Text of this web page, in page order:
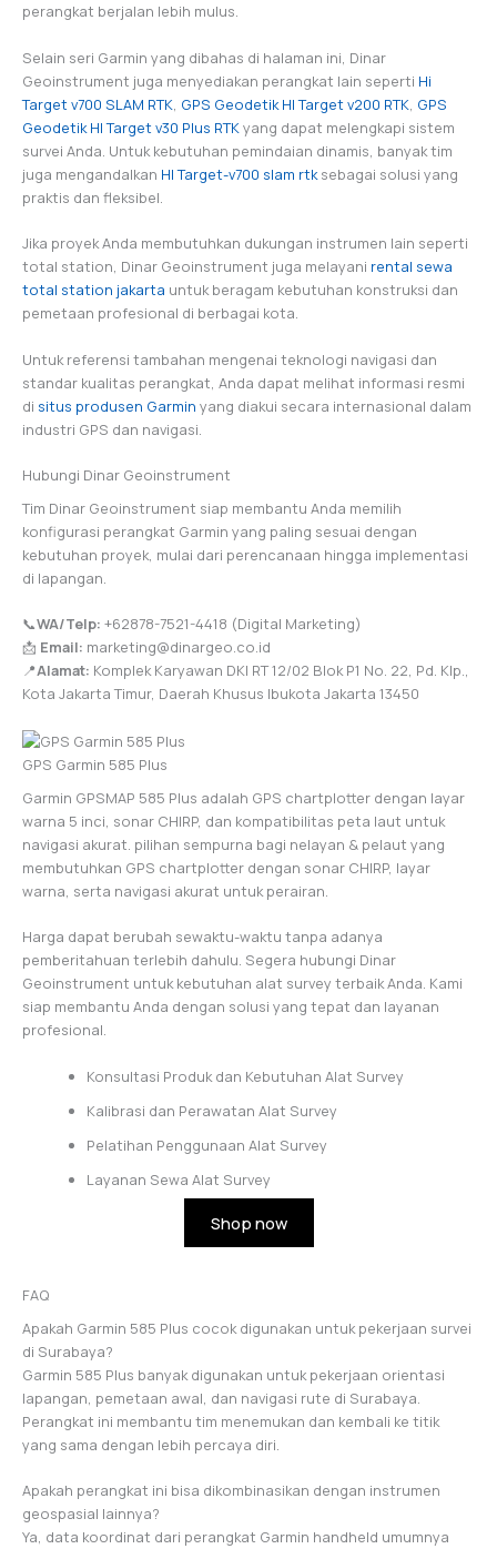
perangkat berjalan lebih mulus.
Selain seri Garmin yang dibahas di halaman ini, Dinar
Geoinstrument juga menyediakan perangkat lain seperti Hi
Target v700 SLAM RTK, GPS Geodetik HI Target v200 RTK, GPS
Geodetik HI Target v30 Plus RTKyang dapat melengkapi sistem
survei Anda. Untuk kebutuhan pemindaian dinamis, banyak tim
juga mengandalkan HI Target-v700 slam rtksebagai solusi yang
praktis dan fleksibel.
Jika proyek Anda membutuhkan dukungan instrumen lain seperti
total station, Dinar Geoinstrument juga melayani rental sewa
total station jakarta untuk beragam kebutuhan konstruksi dan
pemetaan profesional di berbagai kota.
Untuk referensi tambahan mengenai teknologi navigasi dan
standar kualitas perangkat, Anda dapat melihat informasi resmi
di situs produsen Garmin yang diakui secara internasional dalam
industri GPS dan navigasi.
Hubungi Dinar Geoinstrument
Tim Dinar Geoinstrument siap membantu Anda memilih
konfigurasi perangkat Garmin yang paling sesuai dengan
kebutuhan proyek, mulai dari perencanaan hingga implementasi
di lapangan.
📞WA/Telp: +62878-7521-4418 (Digital Marketing)
📩 Email: marketing@dinargeo.co.id
📍Alamat: Komplek Karyawan DKI RT 12/02 Blok P1 No. 22, Pd. Klp.,
Kota Jakarta Timur, Daerah Khusus Ibukota Jakarta 13450
GPS Garmin 585 Plus
Garmin GPSMAP 585 Plus adalah GPS chartplotter dengan layar
warna 5 inci, sonar CHIRP, dan kompatibilitas peta laut untuk
navigasi akurat. pilihan sempurna bagi nelayan & pelaut yang
membutuhkan GPS chartplotter dengan sonar CHIRP, layar
warna, serta navigasi akurat untuk perairan.
Harga dapat berubah sewaktu-waktu tanpa adanya
pemberitahuan terlebih dahulu. Segera hubungi Dinar
Geoinstrument untuk kebutuhan alat survey terbaik Anda. Kami
siap membantu Anda dengan solusi yang tepat dan layanan
profesional.
Konsultasi Produk dan Kebutuhan Alat Survey
Kalibrasi dan Perawatan Alat Survey
Pelatihan Penggunaan Alat Survey
Layanan Sewa Alat Survey
Shop now
FAQ
Apakah Garmin 585 Plus cocok digunakan untuk pekerjaan survei
di Surabaya?
Garmin 585 Plus banyak digunakan untuk pekerjaan orientasi
lapangan, pemetaan awal, dan navigasi rute di Surabaya.
Perangkat ini membantu tim menemukan dan kembali ke titik
yang sama dengan lebih percaya diri.
Apakah perangkat ini bisa dikombinasikan dengan instrumen
geospasial lainnya?
Ya, data koordinat dari perangkat Garmin handheld umumnya